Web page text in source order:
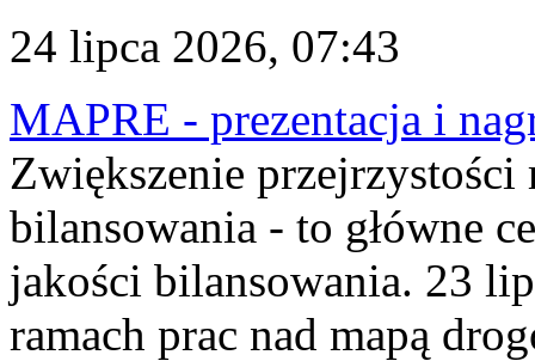
24 lipca 2026, 07:43
MAPRE - prezentacja i
Zwiększenie
bilansowania - to główne
jakości bilansowania. 23
ramach prac nad mapą